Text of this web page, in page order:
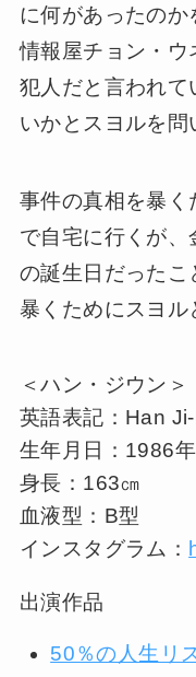
に何があったの
情報屋チョン・ウ
犯人だと言われて
いかとスヨルを問
事件の真相を暴
で自宅に行くが
の誕生日だったこ
暴くためにスヨル
＜ハン・ジウン＞
英語表記：Han
生年月日：1986
身長：163㎝
血液型：B型
インスタグラム：
出演作品
50％の人生リ